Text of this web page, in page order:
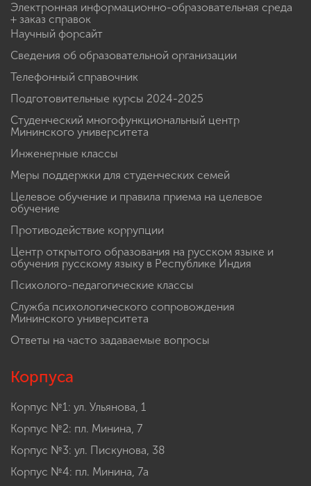
Электронная информационно-образовательная среда
+ заказ справок
Научный форсайт
Сведения об образовательной организации
Телефонный справочник
Подготовительные курсы 2024-2025
Студенческий многофункциональный центр
Мининского университета
Инженерные классы
Меры поддержки для студенческих семей
Целевое обучение и правила приема на целевое
обучение
Противодействие коррупции
Центр открытого образования на русском языке и
обучения русскому языку в Республике Индия
Психолого-педагогические классы
Служба психологического сопровождения
Мининского университета
Ответы на часто задаваемые вопросы
Корпуса
Корпус №1: ул. Ульянова, 1
Корпус №2: пл. Минина, 7
Корпус №3: ул. Пискунова, 38
Корпус №4: пл. Минина, 7а